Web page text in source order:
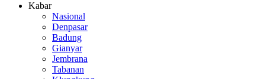
Kabar
Nasional
Denpasar
Badung
Gianyar
Jembrana
Tabanan